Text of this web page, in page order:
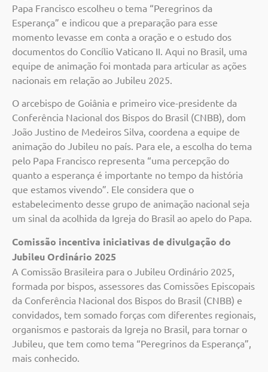
Papa Francisco escolheu o tema “Peregrinos da
Esperança” e indicou que a preparação para esse
momento levasse em conta a oração e o estudo dos
documentos do Concílio Vaticano II. Aqui no Brasil, uma
equipe de animação foi montada para articular as ações
nacionais em relação ao Jubileu 2025.
O arcebispo de Goiânia e primeiro vice-presidente da
Conferência Nacional dos Bispos do Brasil (CNBB), dom
João Justino de Medeiros Silva, coordena a equipe de
animação do Jubileu no país. Para ele, a escolha do tema
pelo Papa Francisco representa “uma percepção do
quanto a esperança é importante no tempo da história
que estamos vivendo”. Ele considera que o
estabelecimento desse grupo de animação nacional seja
um sinal da acolhida da Igreja do Brasil ao apelo do Papa.
Comissão incentiva iniciativas de divulgação do
Jubileu Ordinário 2025
A Comissão Brasileira para o Jubileu Ordinário 2025,
formada por bispos, assessores das Comissões Episcopais
da Conferência Nacional dos Bispos do Brasil (CNBB) e
convidados, tem somado forças com diferentes regionais,
organismos e pastorais da Igreja no Brasil, para tornar o
Jubileu, que tem como tema “Peregrinos da Esperança”,
mais conhecido.